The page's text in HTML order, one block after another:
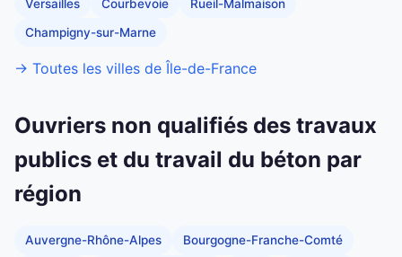
Versailles Courbevoie Rueil-Malmaison
Champigny-sur-Marne
→ Toutes les villes de Île-de-France
Ouvriers non qualifiés des travaux
publics et du travail du béton par
région
Auvergne-Rhône-Alpes Bourgogne-Franche-Comté